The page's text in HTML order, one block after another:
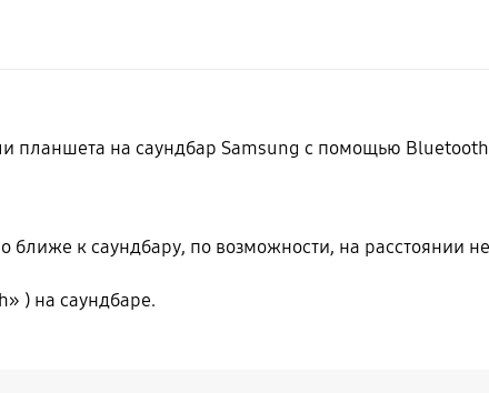
планшета на саундбар Samsung с помощью
к саундбару, по возможности, на расстоянии
) на саундбаре.